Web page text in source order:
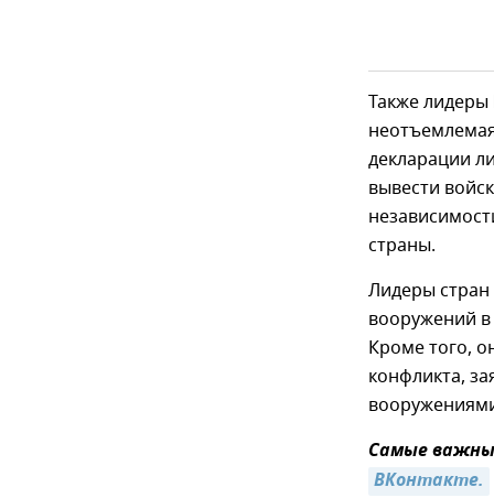
Также лидеры
декларации
вывести
страны.
Лидеры
вооружений
Кроме того,
конфликта,
Самые
ВКонтакте.